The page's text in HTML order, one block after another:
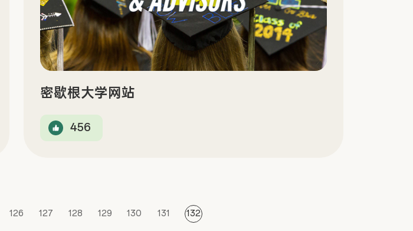
密歇根大学网站
456
126 127 128 129 130 131 132